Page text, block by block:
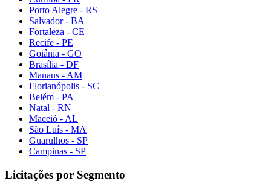
Porto Alegre - RS
Salvador - BA
Fortaleza - CE
Recife - PE
Goiânia - GO
Brasília - DF
Manaus - AM
Florianópolis - SC
Belém - PA
Natal - RN
Maceió - AL
São Luís - MA
Guarulhos - SP
Campinas - SP
Licitações por Segmento